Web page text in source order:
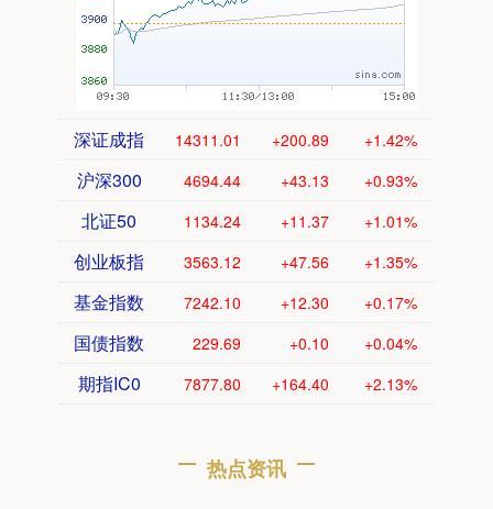
深证成指 14311.01 +200.89 +1.42%
沪深300 4694.44 +43.13 +0.93%
北证50 1134.24 +11.37 +1.01%
创业板指 3563.12 +47.56 +1.35%
基金指数 7242.10 +12.30 +0.17%
国债指数 229.69 +0.10 +0.04%
期指IC0 7877.80 +164.40 +2.13%
热点资讯